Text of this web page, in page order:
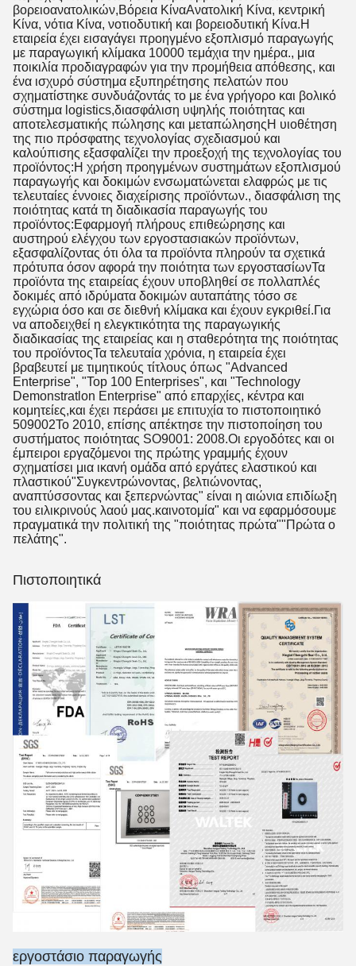
βορειοανατολικών,Βόρεια ΚίναΑνατολική Κίνα, κεντρική
Κίνα, νότια Κίνα, νοτιοδυτική και βορειοδυτική Κίνα.Η
εταιρεία έχει εισαγάγει προηγμένο εξοπλισμό παραγωγής
με παραγωγική κλίμακα 10000 τεμάχια την ημέρα., μια
ποικιλία προδιαγραφών για την προμήθεια απόθεσης, και
ένα ισχυρό σύστημα εξυπηρέτησης πελατών που
σχηματίστηκε συνδυάζοντάς το με ένα γρήγορο και βολικό
σύστημα logistics,διασφάλιση υψηλής ποιότητας και
αποτελεσματικής πώλησης και μεταπώλησηςΗ υιοθέτηση
της πιο πρόσφατης τεχνολογίας σχεδιασμού και
καλούπισης εξασφαλίζει την προεξοχή της τεχνολογίας του
προϊόντος:Η χρήση προηγμένων συστημάτων εξοπλισμού
παραγωγής και δοκιμών ενσωματώνεται ελαφρώς με τις
τελευταίες έννοιες διαχείρισης προϊόντων., διασφάλιση της
ποιότητας κατά τη διαδικασία παραγωγής του
προϊόντος:Εφαρμογή πλήρους επιθεώρησης και
αυστηρού ελέγχου των εργοστασιακών προϊόντων,
εξασφαλίζοντας ότι όλα τα προϊόντα πληρούν τα σχετικά
πρότυπα όσον αφορά την ποιότητα των εργοστασίωνΤα
προϊόντα της εταιρείας έχουν υποβληθεί σε πολλαπλές
δοκιμές από ιδρύματα δοκιμών αυταπάτης τόσο σε
εγχώρια όσο και σε διεθνή κλίμακα και έχουν εγκριθεί.Για
να αποδειχθεί η ελεγκτικότητα της παραγωγικής
διαδικασίας της εταιρείας και η σταθερότητα της ποιότητας
του προϊόντοςΤα τελευταία χρόνια, η εταιρεία έχει
βραβευτεί με τιμητικούς τίτλους όπως "Advanced
Enterprise", "Top 100 Enterprises", και "Technology
Demonstratlon Enterprise" από επαρχίες, κέντρα και
κομητείες,και έχει περάσει με επιτυχία το πιστοποιητικό
509002Το 2010, επίσης απέκτησε την πιστοποίηση του
συστήματος ποιότητας SO9001: 2008.Οι εργοδότες και οι
έμπειροι εργαζόμενοι της πρώτης γραμμής έχουν
σχηματίσει μια ικανή ομάδα από εργάτες ελαστικού και
πλαστικού"Συγκεντρώνοντας, βελτιώνοντας,
αναπτύσσοντας και ξεπερνώντας" είναι η αιώνια επιδίωξη
του ειλικρινούς λαού μας.καινοτομία" και να εφαρμόσουμε
πραγματικά την πολιτική της "ποιότητας πρώτα""Πρώτα ο
πελάτης".
Πιστοποιητικά
εργοστάσιο παραγωγής